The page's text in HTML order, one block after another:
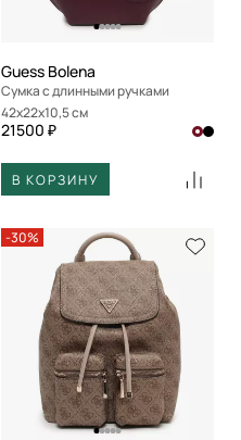
Guess Bolena
Сумка с длинными ручками
42x22x10,5 см
21500 ₽
В КОРЗИНУ
-30%